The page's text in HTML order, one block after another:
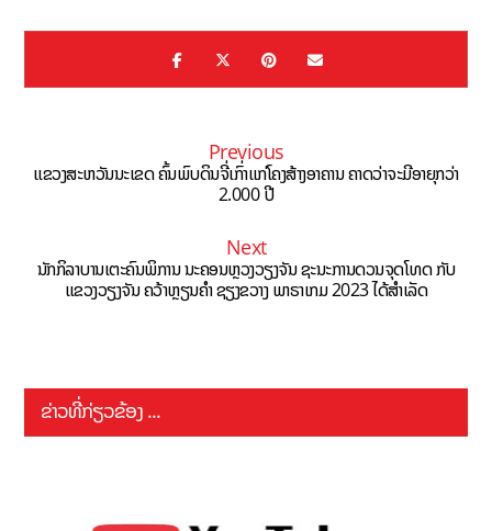
Previous
ແຂວງສະຫວັນນະເຂດ ຄົ້ນພົບດິນຈີ່ເກົ່າແກ່ໂຄງສ້າງອາຄານ ຄາດວ່າຈະມີອາຍຸກວ່າ
2.000 ປີ
Next
ນັກກິລາບານເຕະຄົນພິການ ນະຄອນຫຼວງວຽງຈັນ ຊະນະການດວນຈຸດໂທດ ກັບ
ແຂວງວຽງຈັນ ຄວ້າຫຼຽນຄຳ ຊຽງຂວາງ ພາຣາເກມ 2023 ໄດ້ສຳເລັດ
ຂ່າວທີ່ກ່ຽວຂ້ອງ ...